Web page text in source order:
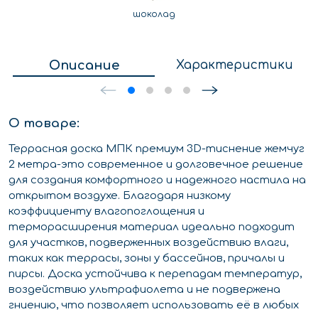
шоколад
Описание Характеристики
О товаре:
Террасная доска МПК премиум 3D-тиснение жемчуг
2 метра-это современное и долговечное решение
для создания комфортного и надежного настила на
открытом воздухе. Благодаря низкому
коэффициенту влагопоглощения и
терморасширения материал идеально подходит
для участков, подверженных воздействию влаги,
таких как террасы, зоны у бассейнов, причалы и
пирсы. Доска устойчива к перепадам температур,
воздействию ультрафиолета и не подвержена
гниению, что позволяет использовать её в любых